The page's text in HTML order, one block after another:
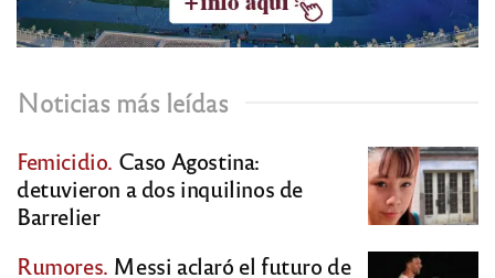
Noticias más leídas
Femicidio. Caso Agostina:
detuvieron a dos inquilinos de
Barrelier
Rumores. Messi aclaró el futuro de